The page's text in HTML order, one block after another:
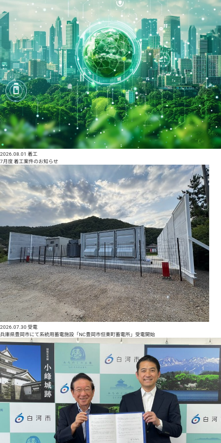
2026.08.01 着工
7月度 着工案件のお知らせ
2026.07.30 受電
兵庫県豊岡市にて系統用蓄電施設「NC豊岡市但東町蓄電所」受電開始